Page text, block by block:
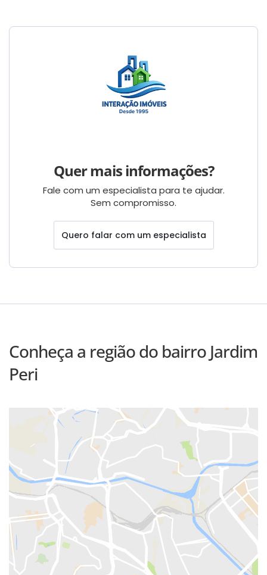
Quer mais informações?
Fale com um especialista para te ajudar.
Sem compromisso.
Quero falar com um especialista
Conheça a região do bairro Jardim
Peri